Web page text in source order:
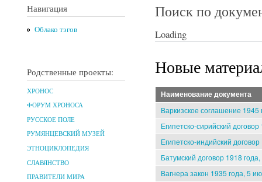
Навигация
Облако тэгов
Родственные проекты:
ХРОНОС
ФОРУМ ХРОНОСА
РУССКОЕ ПОЛЕ
РУМЯНЦЕВСКИЙ МУЗЕЙ
ЭТНОЦИКЛОПЕДИЯ
СЛАВЯНСТВО
ПРАВИТЕЛИ МИРА
Поиск по
Loading
Новые
Наименование документа
Варкизское соглашение
Египетско-сирийский
Египетско-индийский
Батумский договор 1918
Вагнера закон 1935 года, 5